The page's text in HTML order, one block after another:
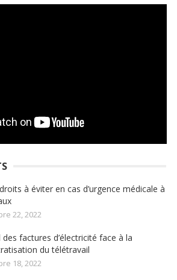
à éviter en cas d’urgence médicale à
22, 2022
des factures d’électricité face à la
du télétravail
18, 2022